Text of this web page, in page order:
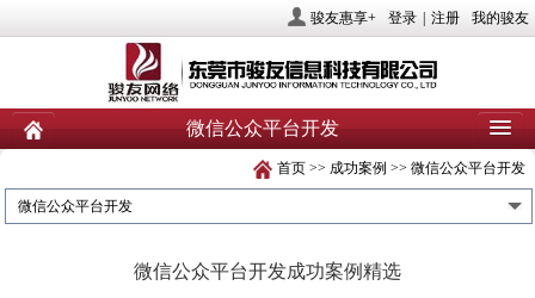
骏友惠享+ 登录 注册 我的骏友
微信公众平台开发
关于骏友 新闻
产品 业务服务 社会责任
投资者关系
首页 >> 成功案例 >> 微信公众平台开发
微信公众平台开发
微信公众平台开发成功案例精选